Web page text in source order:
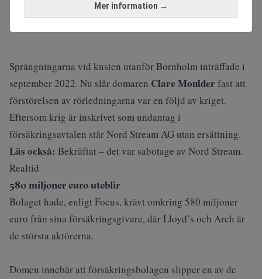
Mer information →
Sprängningarna vid kusten utanför Bornholm inträffade i
september 2022. Nu slår domaren Clare Moulderfast att
förstörelsen av rörledningarna var en följd av kriget.
Eftersom krig är inskrivet som undantag i
försäkringsavtalen står Nord Stream AG utan ersättning.
Läs också: Bekräftat – det var sabotage av Nord Stream.
Realtid
580 miljoner euro uteblir
Bolaget hade, enligt Focus, krävt omkring 580 miljoner
euro från sina försäkringsgivare, där Lloyd’s och Arch är
de största aktörerna.
Domen innebär att försäkringsbolagen slipper en av de